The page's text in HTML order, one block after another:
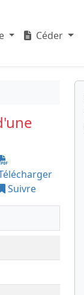
Céder
Suivre